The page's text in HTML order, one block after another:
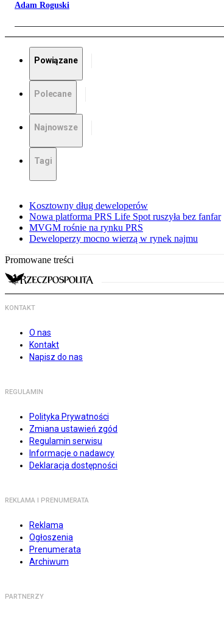
Adam Roguski
Powiązane
Polecane
Najnowsze
Tagi
Kosztowny dług deweloperów
Nowa platforma PRS Life Spot ruszyła bez fanfar
MVGM rośnie na rynku PRS
Deweloperzy mocno wierzą w rynek najmu
Promowane treści
KONTAKT
O nas
Kontakt
Napisz do nas
REGULAMIN
Polityka Prywatności
Zmiana ustawień zgód
Regulamin serwisu
Informacje o nadawcy
Deklaracja dostępności
REKLAMA I PRENUMERATA
Reklama
Ogłoszenia
Prenumerata
Archiwum
PARTNERZY